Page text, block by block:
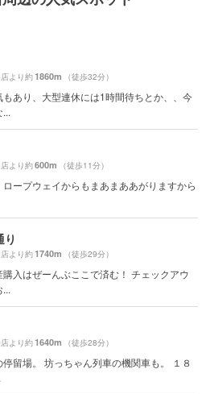
より約1860m （徒歩32分）
もあり、大型連休には1時間待ちとか、、今
より約600m （徒歩11分）
ープウェイからもまあまああがりますから
り
より約1740m （徒歩29分）
入はぜーんぶここで済む！ チェックアウ
より約1640m （徒歩28分）
留場。 坊っちゃん列車の機関車も。 １８